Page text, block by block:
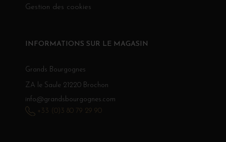
Gestion des cookies
INFORMATIONS SUR LE MAGASIN
Grands Bourgognes
ZA le Saule 21220 Brochon
info@grandsbourgognes.com
+33 (0)3 80 79 29 90